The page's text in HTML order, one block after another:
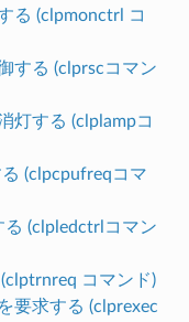
る (clpmonctrl コ
する (clprscコマン
灯する (clplampコ
(clpcpufreqコマ
る (clpledctrlコマン
コマンド)
要求する (clprexec